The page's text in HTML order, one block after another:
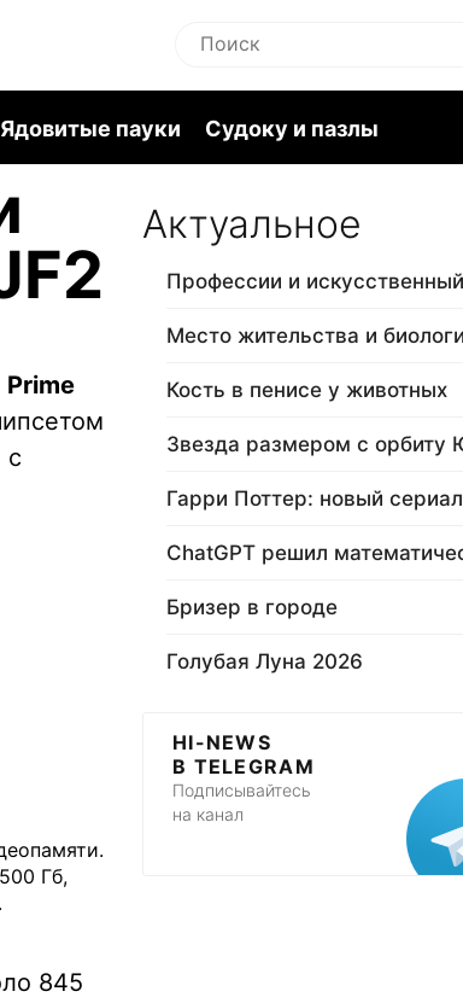
Ядовитые пауки Судоку и пазлы
Prime
с
Гб,
845
Актуальное
Кость в пенисе у животных
Гарри Поттер: новый сериал
Бризер в городе
Голубая Луна 2026
HI-NEWS
В TELEGRAM
Подписывайтесь
на канал